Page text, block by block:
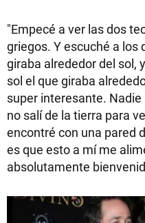
"Empecé a ver las dos
griegos. Y escuché a los
giraba alrededor del sol,
sol el que giraba
super interesante.
no salí de la tierra para
encontré con una pared
es que esto a mí me
absolutamente